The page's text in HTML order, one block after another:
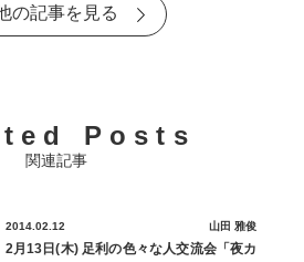
の記事を見る
Posts
関連記事
2014.02.12
2月13日(木) 足利の色々な人交流会「夜カ
山田 雅俊